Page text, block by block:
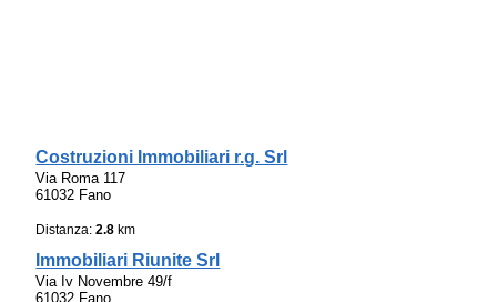
Costruzioni Immobiliari r.g. Srl
Via Roma 117
61032 Fano
Distanza:2.8 km
Immobiliari Riunite Srl
Via Iv Novembre 49/f
61032 Fano